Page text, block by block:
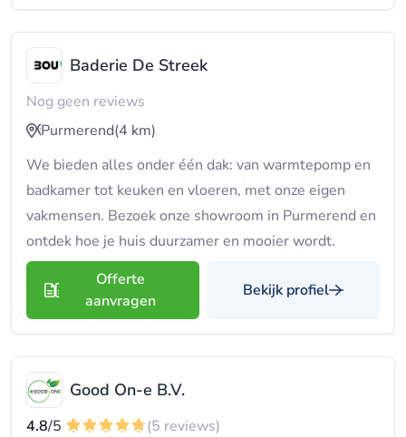
Baderie De Streek
Nog geen reviews
Purmerend(4 km)
We bieden alles onder één dak: van warmtepomp en
badkamer tot keuken en vloeren, met onze eigen
vakmensen. Bezoek onze showroom in Purmerend en
ontdek hoe je huis duurzamer en mooier wordt.
Offerte
aanvragen
Bekijk profiel
Good On-e B.V.
4.8/5
(5 reviews)